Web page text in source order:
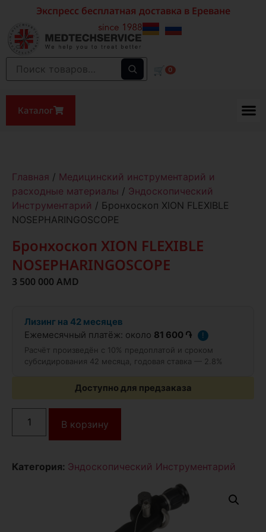
Экспресс бесплатная доставка в Ереване
🛒 0
Каталог
Главная / Медицинский инструментарий и
расходные материалы / Эндоскопический
Инструментарий / Бронхоскоп XION FLEXIBLE
NOSEPHARINGOSCOPE
Бронхоскоп XION FLEXIBLE
NOSEPHARINGOSCOPE
3 500 000 AMD
Лизинг на 42 месяцев
Ежемесячный платёж: около 81 600 ֏
!
Расчёт произведён с 10% предоплатой и сроком
субсидирования 42 месяца, годовая ставка — 2.8%
Доступно для предзаказа
В корзину
Категория: Эндоскопический Инструментарий